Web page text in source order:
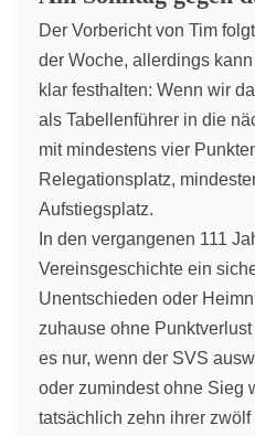
Der Vorbericht von Tim
der Woche, allerdings
klar festhalten: Wenn wir
als Tabellenführer in die
mit mindestens vier
Relegationsplatz,
Aufstiegsplatz.
In den vergangenen 111
Vereinsgeschichte ein
Unentschieden oder
zuhause ohne
es nur, wenn der SVS
oder zumindest ohne Sieg
tatsächlich zehn ihrer